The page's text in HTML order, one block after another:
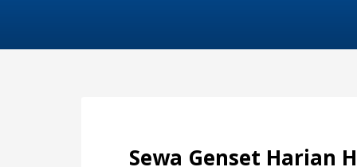
Sewa Genset Harian